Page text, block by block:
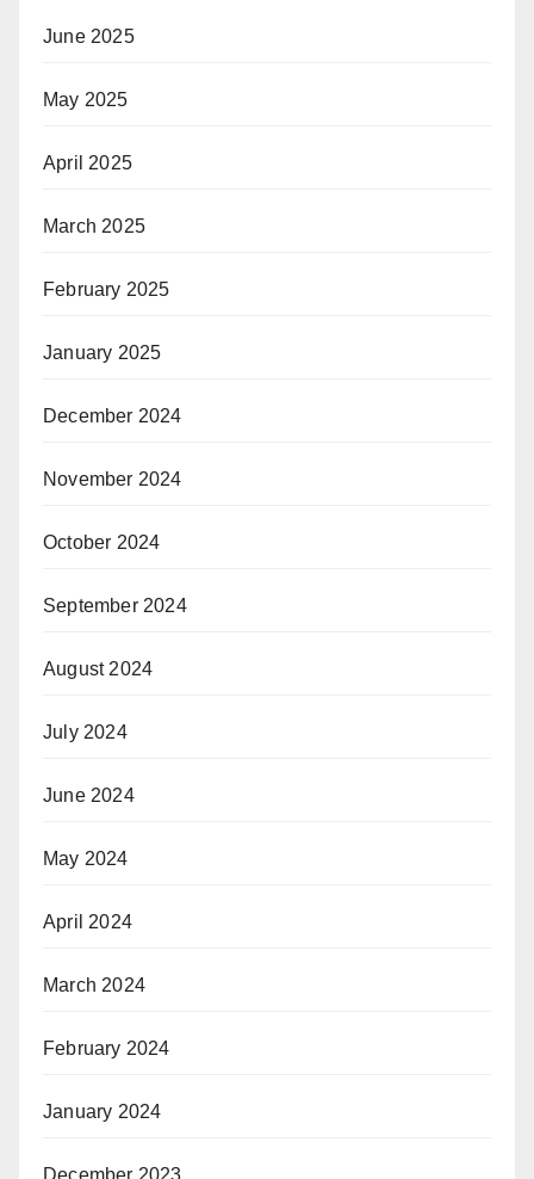
June 2025
May 2025
April 2025
March 2025
February 2025
January 2025
December 2024
November 2024
October 2024
September 2024
August 2024
July 2024
June 2024
May 2024
April 2024
March 2024
February 2024
January 2024